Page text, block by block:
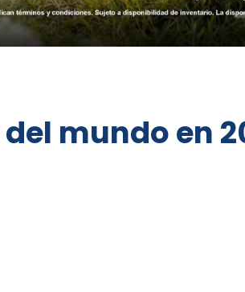
mundo en